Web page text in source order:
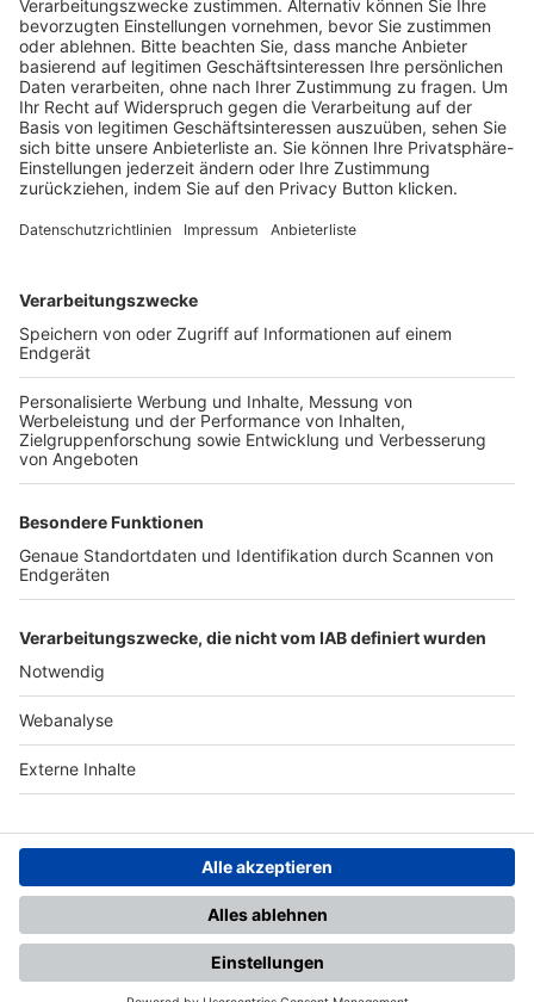
Schulungsangebot Vereinsmitarbeiter
BFV-Geschäftsstellen
Trainerbörse
Login SpielPlus
FOLGE DEM BFV
TOP-VEREINE
TOP-PARTNER
Nutzungsbedingungen Datenschutz Impressum